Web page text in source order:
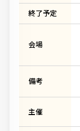
終了予定
会場
備考
主催